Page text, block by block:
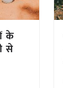
के
से